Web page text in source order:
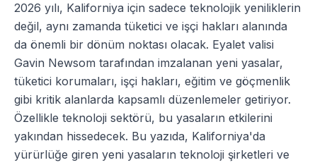
2026 yılı, Kaliforniya için sadece teknolojik yeniliklerin
değil, aynı zamanda tüketici ve işçi hakları alanında
da önemli bir dönüm noktası olacak. Eyalet valisi
Gavin Newsom tarafından imzalanan yeni yasalar,
tüketici korumaları, işçi hakları, eğitim ve göçmenlik
gibi kritik alanlarda kapsamlı düzenlemeler getiriyor.
Özellikle teknoloji sektörü, bu yasaların etkilerini
yakından hissedecek. Bu yazıda, Kaliforniya'da
yürürlüğe giren yeni yasaların teknoloji şirketleri ve